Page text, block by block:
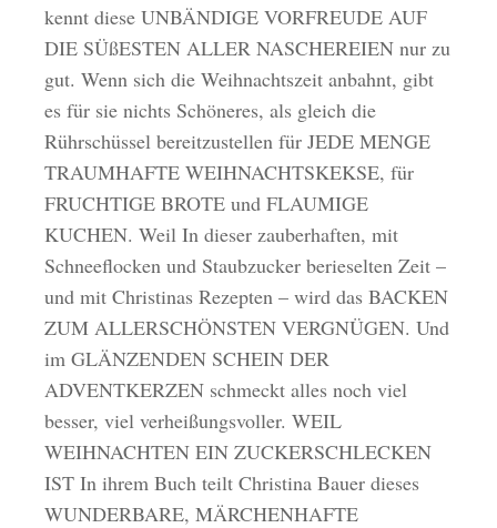
kennt diese UNBÄNDIGE VORFREUDE AUF
DIE SÜßESTEN ALLER NASCHEREIEN nur zu
gut. Wenn sich die Weihnachtszeit anbahnt, gibt
es für sie nichts Schöneres, als gleich die
Rührschüssel bereitzustellen für JEDE MENGE
TRAUMHAFTE WEIHNACHTSKEKSE, für
FRUCHTIGE BROTE und FLAUMIGE
KUCHEN. Weil In dieser zauberhaften, mit
Schneeflocken und Staubzucker berieselten Zeit –
und mit Christinas Rezepten – wird das BACKEN
ZUM ALLERSCHÖNSTEN VERGNÜGEN. Und
im GLÄNZENDEN SCHEIN DER
ADVENTKERZEN schmeckt alles noch viel
besser, viel verheißungsvoller. WEIL
WEIHNACHTEN EIN ZUCKERSCHLECKEN
IST In ihrem Buch teilt Christina Bauer dieses
WUNDERBARE, MÄRCHENHAFTE